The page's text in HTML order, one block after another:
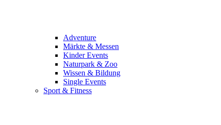
Adventure
Märkte & Messen
Kinder Events
Naturpark & Zoo
Wissen & Bildung
Single Events
Sport & Fitness